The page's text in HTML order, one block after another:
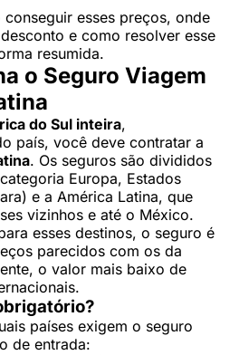
esses preços, onde
e como resolver esse
resumida.
o Seguro Viagem
do Sul inteira,
país, você deve contratar a
. Os seguros são divididos
Europa, Estados
e a América Latina, que
vizinhos e até o México.
esses destinos, o seguro é
parecidos com os da
o valor mais baixo de
países exigem o seguro
de entrada: